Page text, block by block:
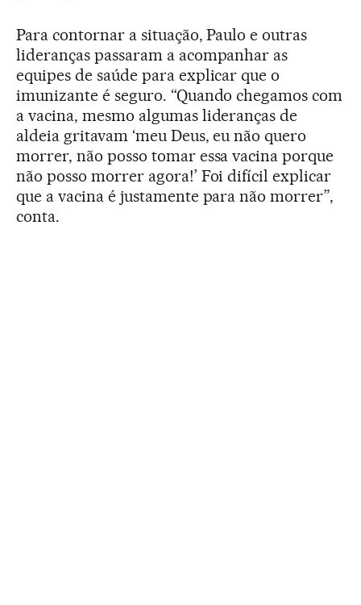
Para contornar a situação, Paulo e outras
lideranças passaram a acompanhar as
equipes de saúde para explicar que o
imunizante é seguro. “Quando chegamos com
a vacina, mesmo algumas lideranças de
aldeia gritavam ‘meu Deus, eu não quero
morrer, não posso tomar essa vacina porque
não posso morrer agora!’ Foi difícil explicar
que a vacina é justamente para não morrer”,
conta.